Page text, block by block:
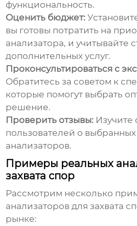
функциональность.
Оценить бюджет:
вы готовы потратить на
анализатора, и учитывайте
дополнительных услуг.
Проконсультироваться с
Обратитесь за советом к
которые помогут выбрать
решение.
Проверить отзывы: Изучите
пользователей о
анализаторов.
Примеры реальных
захвата спор
Рассмотрим несколько
анализаторов для захвата
рынке: